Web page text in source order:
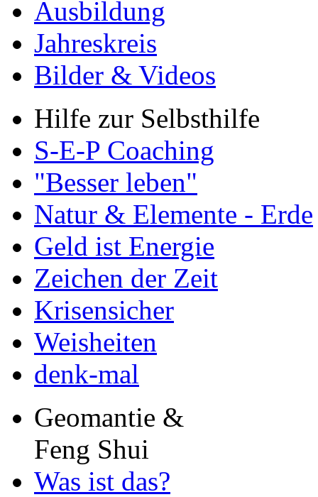
Ausbildung
Jahreskreis
Bilder & Videos
Hilfe zur Selbsthilfe
S-E-P Coaching
"Besser leben"
Natur & Elemente - Erde
Geld ist Energie
Zeichen der Zeit
Krisensicher
Weisheiten
denk-mal
Geomantie &
Feng Shui
Was ist das?